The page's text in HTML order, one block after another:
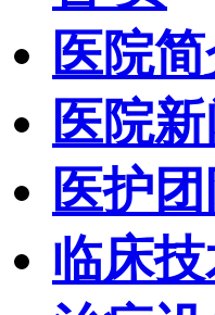
医院
医院新
医护
临床